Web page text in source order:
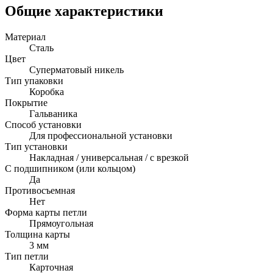
Общие характеристики
Материал
Сталь
Цвет
Суперматовый никель
Тип упаковки
Коробка
Покрытие
Гальваника
Способ установки
Для профессиональной установки
Тип установки
Накладная / универсальная / с врезкой
С подшипником (или кольцом)
Да
Противосъемная
Нет
Форма карты петли
Прямоугольная
Толщина карты
3 мм
Тип петли
Карточная